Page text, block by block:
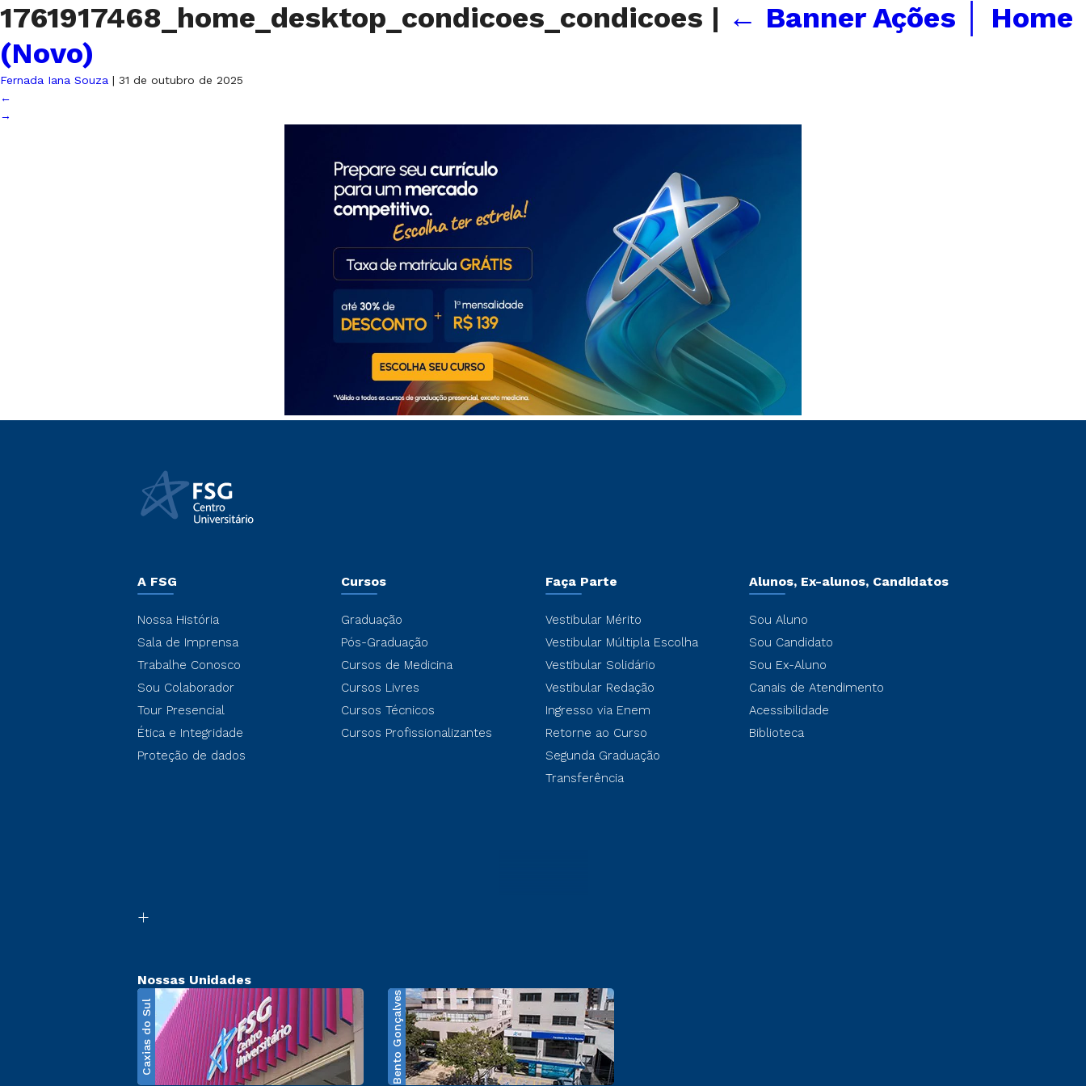
1761917468_home_desktop_condicoes_condicoes | ← Banner Ações │ Home
(Novo)
Fernada Iana Souza | 31 de outubro de 2025
←
→
A FSG
Nossa História
Sala de Imprensa
Trabalhe Conosco
Sou Colaborador
Tour Presencial
Ética e Integridade
Proteção de dados
Cursos
Graduação
Pós-Graduação
Cursos de Medicina
Cursos Livres
Cursos Técnicos
Cursos Profissionalizantes
Faça Parte
Vestibular Mérito
Vestibular Múltipla Escolha
Vestibular Solidário
Vestibular Redação
Ingresso via Enem
Retorne ao Curso
Segunda Graduação
Transferência
Alunos, Ex-alunos, Candidatos
Sou Aluno
Sou Candidato
Sou Ex-Aluno
Canais de Atendimento
Acessibilidade
Biblioteca
Nossas Unidades
Caxias do Sul Bento Gonçalves